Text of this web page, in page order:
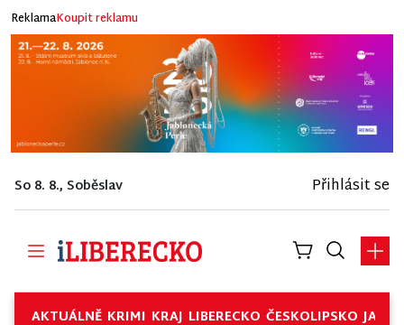
ReklamaKoupit reklamu
So 8. 8., Soběslav Přihlásit se
AKTUÁLNĚ KRIMI KRAJ LIBERECKO ČESKOLIPSKO